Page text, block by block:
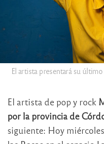
El artista presentará su
El artista de pop y rock
por la provincia de
siguiente: Hoy